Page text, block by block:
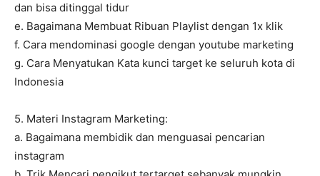
dan bisa ditinggal tidur
e. Bagaimana Membuat Ribuan Playlist dengan 1x klik
f. Cara mendominasi google dengan youtube marketing
g. Cara Menyatukan Kata kunci target ke seluruh kota di
Indonesia
5. Materi Instagram Marketing:
a. Bagaimana membidik dan menguasai pencarian
instagram